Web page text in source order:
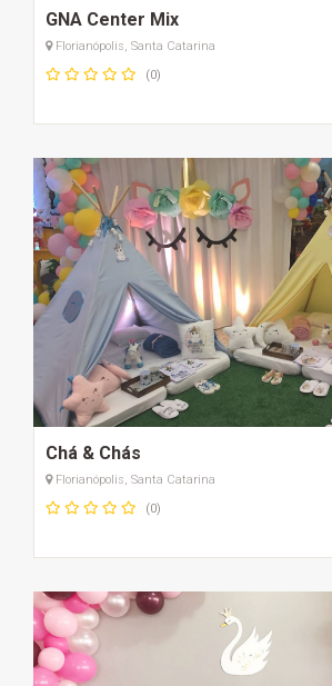
GNA Center Mix
Florianópolis, Santa Catarina
(0)
Chá & Chás
Florianópolis, Santa Catarina
(0)